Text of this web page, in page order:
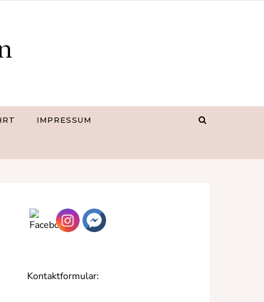
IMPRESSUM
Kontaktformular: